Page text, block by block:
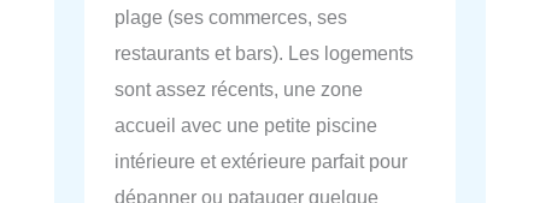
plage (ses commerces, ses
restaurants et bars). Les logements
sont assez récents, une zone
accueil avec une petite piscine
intérieure et extérieure parfait pour
dépanner ou patauger quelque